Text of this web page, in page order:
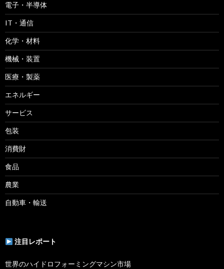
電子・半導体
IT・通信
化学・材料
機械・装置
医療・製薬
エネルギー
サービス
包装
消費財
食品
農業
自動車・輸送
注目レポート
世界のハイドロフォーミングマシン市場